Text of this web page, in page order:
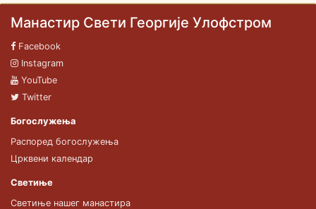
Манастир Свети Георгије Улофстром
Facebook
Instagram
YouTube
Twitter
Богослужења
Распоред богослужења
Црквени календар
Светиње
Светиње нашег манастира